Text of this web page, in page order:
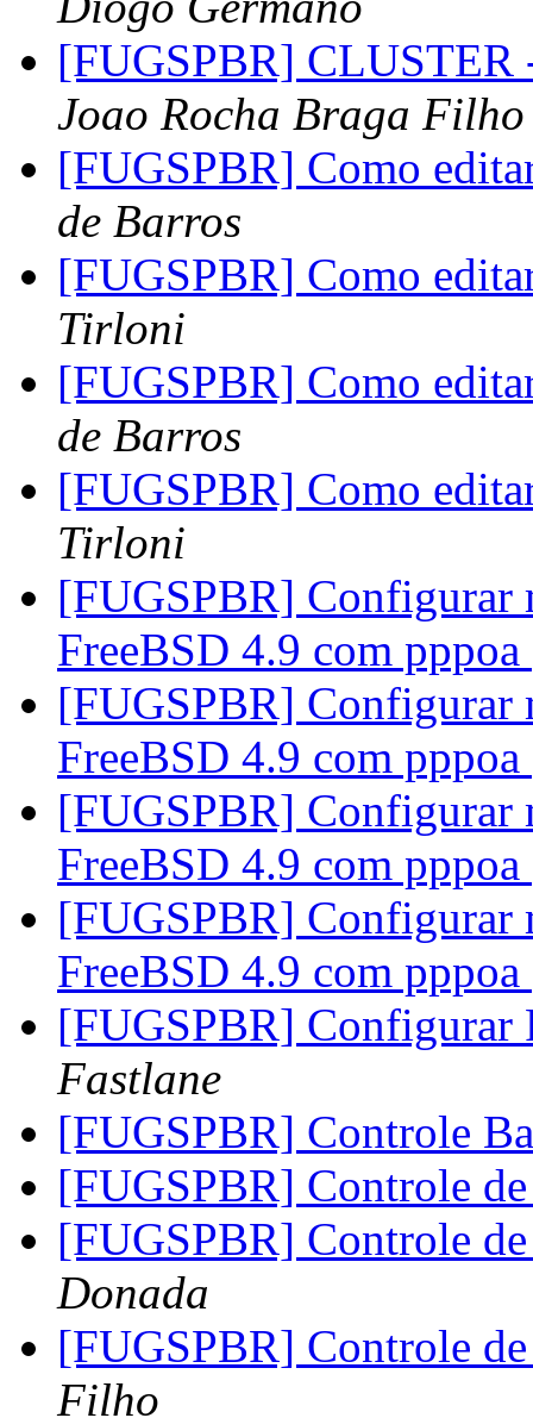
[FUGSPBR] CLUSTER
Joao Rocha Braga Filho
[FUGSPBR] Como
de Barros
[FUGSPBR] Como
Tirloni
[FUGSPBR] Como
de Barros
[FUGSPBR] Como
Tirloni
[FUGSPBR] Configurar
FreeBSD 4.9 com pppoa
[FUGSPBR] Configurar
FreeBSD 4.9 com pppoa
[FUGSPBR] Configurar
FreeBSD 4.9 com pppoa
[FUGSPBR] Configurar
FreeBSD 4.9 com pppoa
[FUGSPBR]
Fastlane
[FUGSPBR] Controle
[FUGSPBR] Controle
[FUGSPBR] Controle
Donada
[FUGSPBR] Controle
Filho